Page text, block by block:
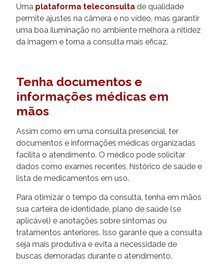
Uma plataforma teleconsulta de qualidade
permite ajustes na câmera e no vídeo, mas garantir
uma boa iluminação no ambiente melhora a nitidez
da imagem e torna a consulta mais eficaz.
Tenha documentos e
informações médicas em
mãos
Assim como em uma consulta presencial, ter
documentos e informações médicas organizadas
facilita o atendimento. O médico pode solicitar
dados como exames recentes, histórico de saúde e
lista de medicamentos em uso.
Para otimizar o tempo da consulta, tenha em mãos
sua carteira de identidade, plano de saúde (se
aplicável) e anotações sobre sintomas ou
tratamentos anteriores. Isso garante que a consulta
seja mais produtiva e evita a necessidade de
buscas demoradas durante o atendimento.